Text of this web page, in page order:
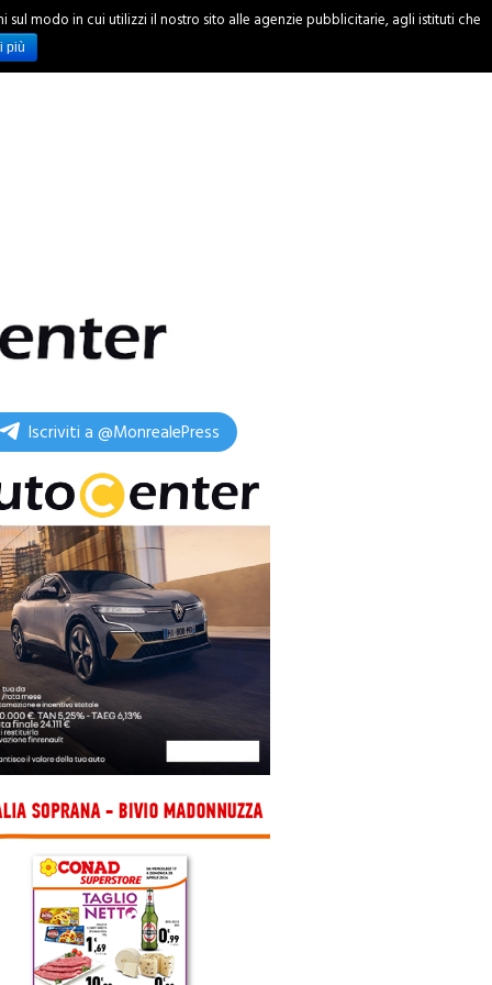
INCHIESTE
Iscriviti a @MonrealePress
modo in cui utilizzi il nostro sito alle agenzie pubblicitarie, agli istituti che
più